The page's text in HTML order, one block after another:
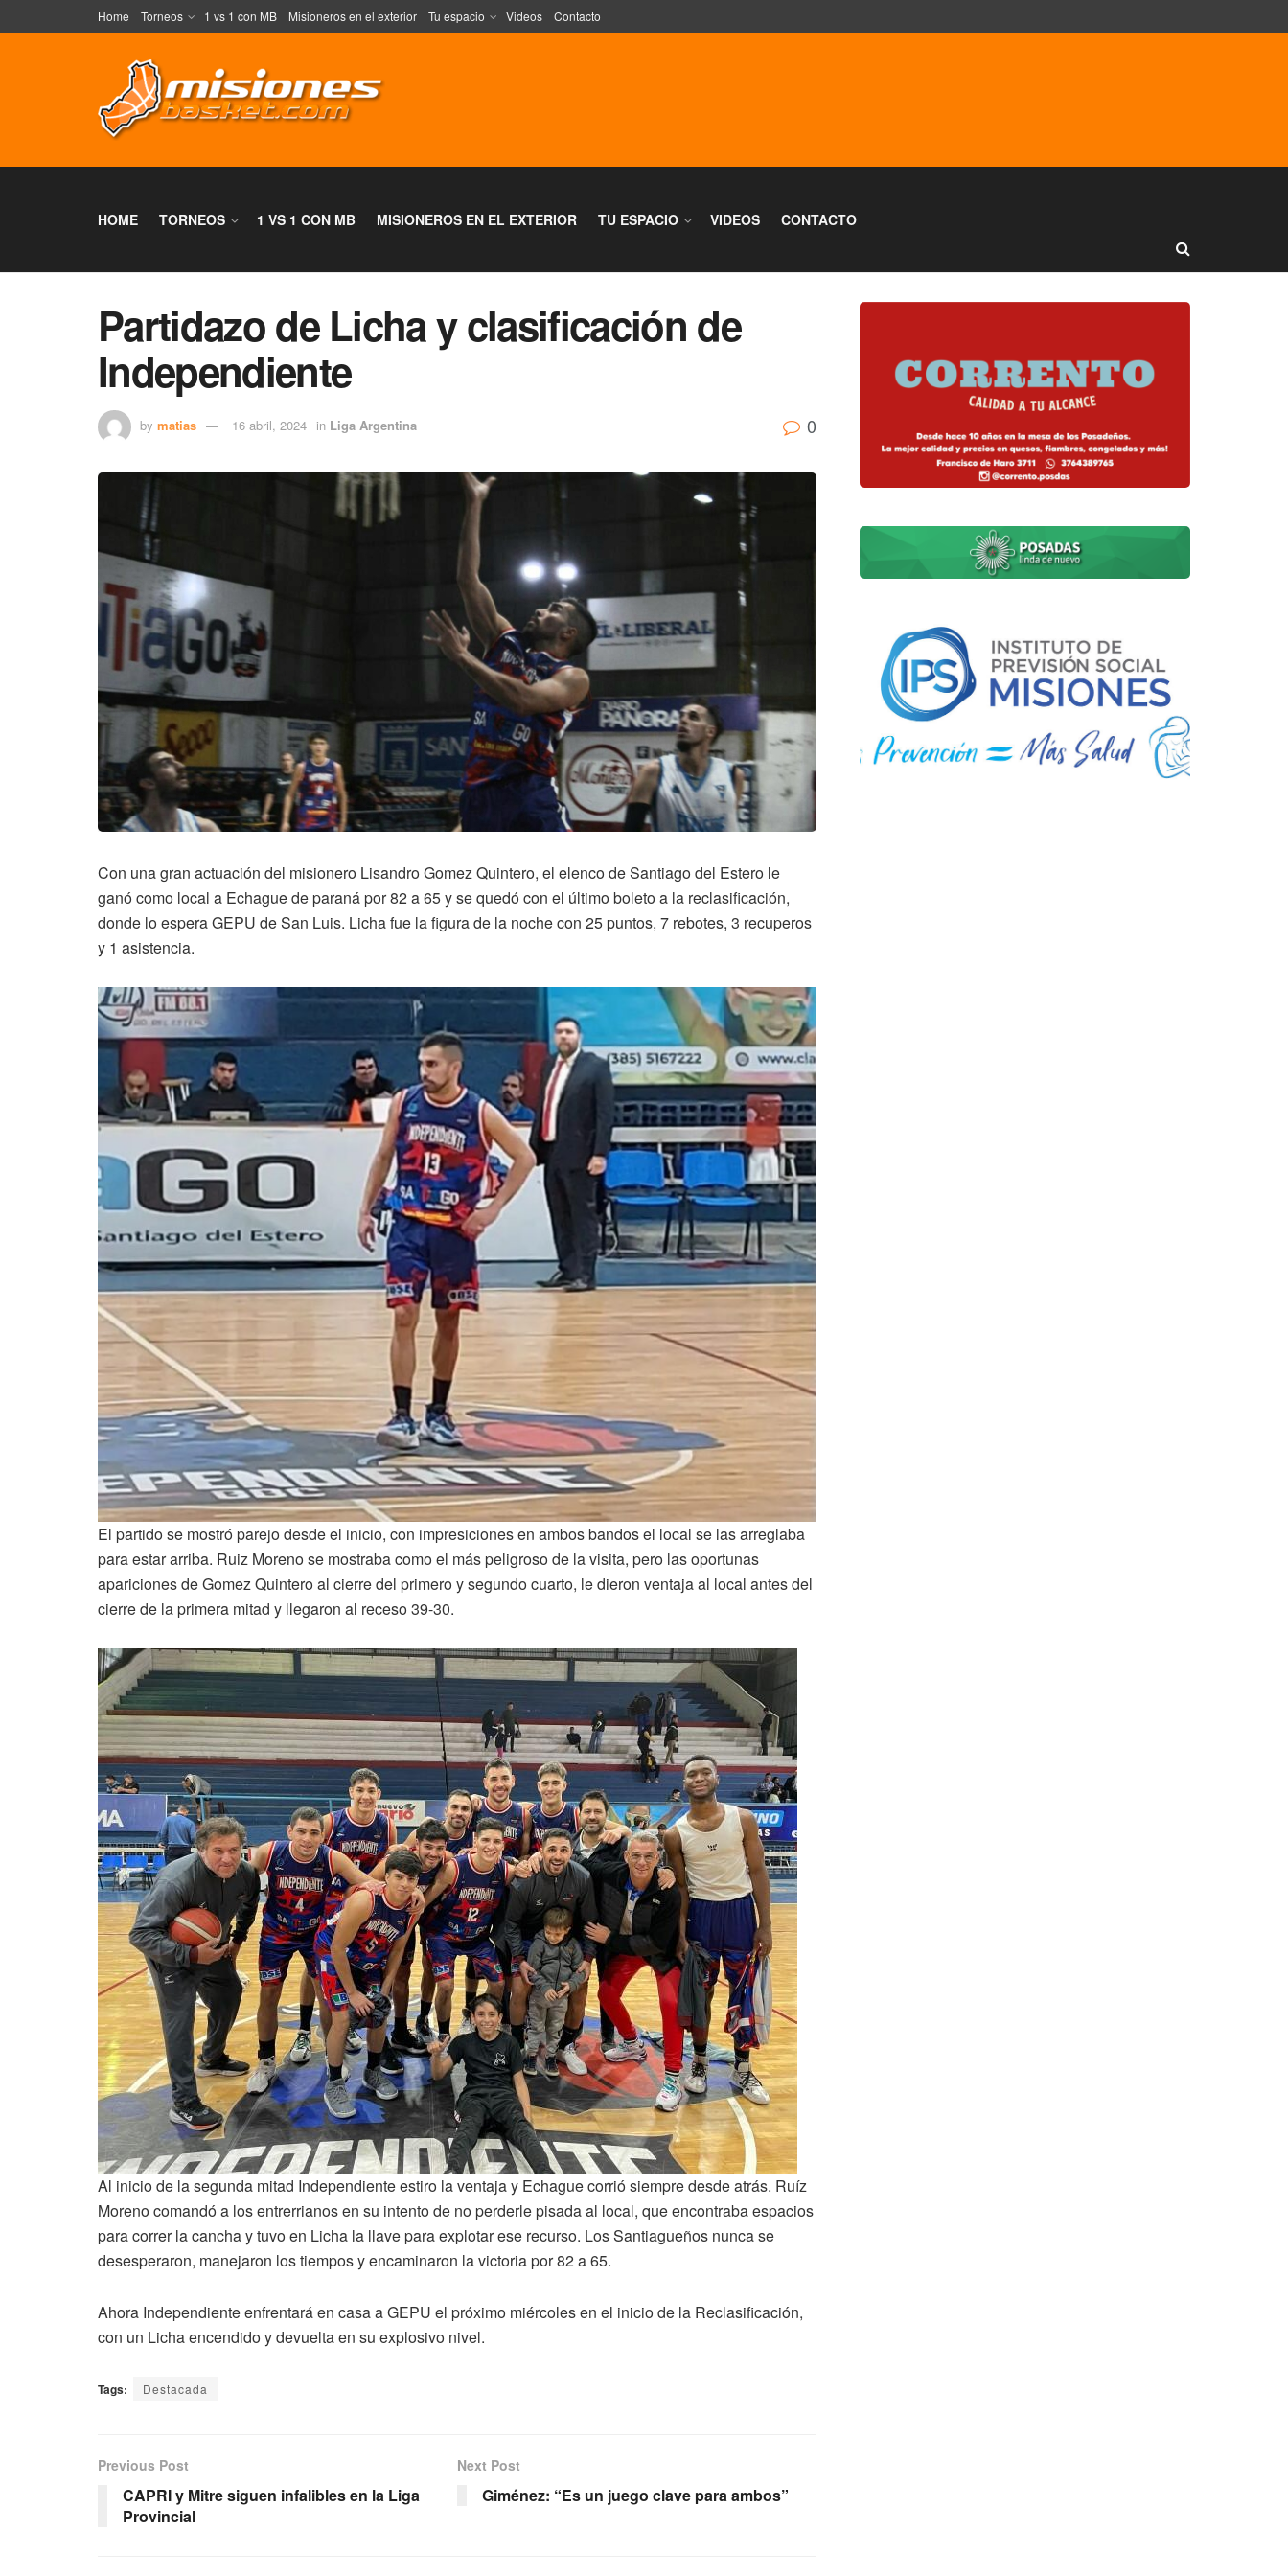
Home Torneos 1 vs 1 con MB Misioneros en el exterior Tu espacio Videos Contacto
HOME TORNEOS 1 VS 1 CON MB MISIONEROS EN EL EXTERIOR TU ESPACIO VIDEOS CONTACTO
Partidazo de Licha y clasificación de
Independiente
by matias 16 abril, 2024 in Liga Argentina 0
Con una gran actuación del misionero Lisandro Gomez Quintero, el elenco de Santiago del Estero le
ganó como local a Echague de paraná por 82 a 65 y se quedó con el último boleto a la reclasificación,
donde lo espera GEPU de San Luis. Licha fue la figura de la noche con 25 puntos, 7 rebotes, 3 recuperos
y 1 asistencia.
El partido se mostró parejo desde el inicio, con impresiciones en ambos bandos el local se las arreglaba
para estar arriba. Ruiz Moreno se mostraba como el más peligroso de la visita, pero las oportunas
apariciones de Gomez Quintero al cierre del primero y segundo cuarto, le dieron ventaja al local antes del
cierre de la primera mitad y llegaron al receso 39-30.
Al inicio de la segunda mitad Independiente estiro la ventaja y Echague corrió siempre desde atrás. Ruíz
Moreno comandó a los entrerrianos en su intento de no perderle pisada al local, que encontraba espacios
para correr la cancha y tuvo en Licha la llave para explotar ese recurso. Los Santiagueños nunca se
desesperaron, manejaron los tiempos y encaminaron la victoria por 82 a 65.
Ahora Independiente enfrentará en casa a GEPU el próximo miércoles en el inicio de la Reclasificación,
con un Licha encendido y devuelta en su explosivo nivel.
Tags: Destacada
Previous Post
CAPRI y Mitre siguen infalibles en la Liga
Provincial
Next Post
Giménez: “Es un juego clave para ambos”